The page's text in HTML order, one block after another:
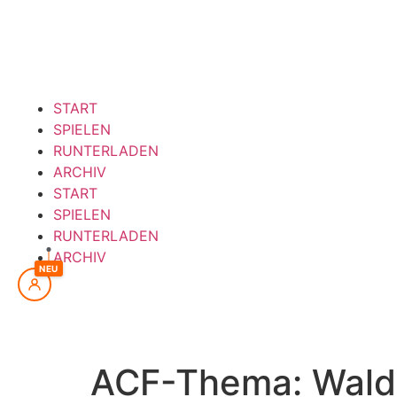
START
SPIELEN
RUNTERLADEN
ARCHIV
START
SPIELEN
RUNTERLADEN
ARCHIV
NEU
ACF-Thema: Wald